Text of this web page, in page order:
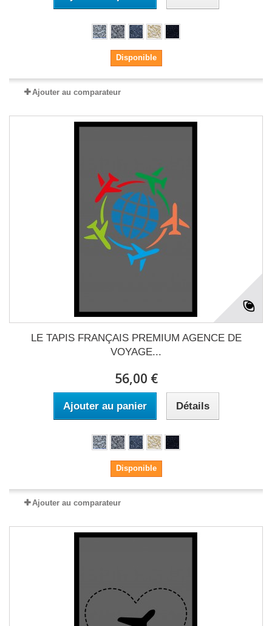
Disponible
Ajouter au comparateur
LE TAPIS FRANÇAIS PREMIUM AGENCE DE
VOYAGE...
56,00 €
Ajouter au panier Détails
Disponible
Ajouter au comparateur